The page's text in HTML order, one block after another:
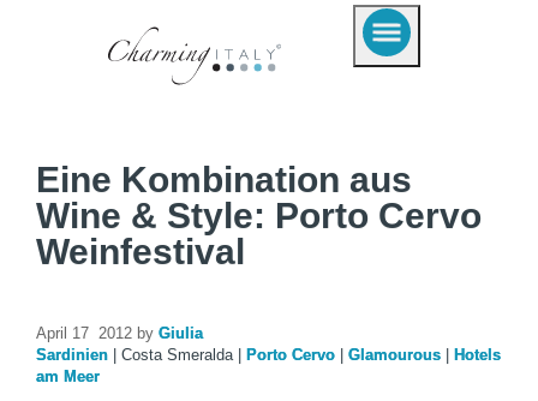
Eine Kombination aus
Wine & Style: Porto Cervo
Weinfestival
April 17 2012 by Giulia
Sardinien
Costa Smeralda Porto Cervo Glamourous
Hotels
am Meer